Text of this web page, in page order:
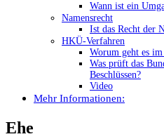
Wann ist ein
Namensrecht
Ist das Recht der
HKÜ-Verfahren
Worum geht es
Was prüft das
Beschlüssen?
Video
Mehr Informationen:
Ehe